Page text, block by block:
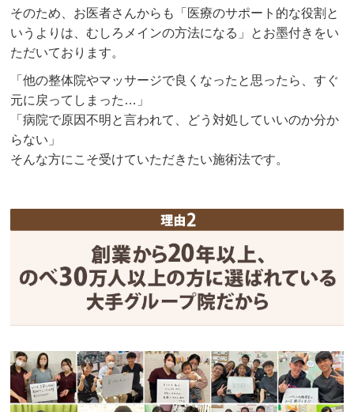
そのため、お医者さんからも「医療のサポート的な役割と
いうよりは、むしろメインの方法になる」とお墨付きをい
ただいております。
「他の整体院やマッサージで良くなったと思ったら、すぐ
元に戻ってしまった…」
「病院で原因不明と言われて、どう対処していいのか分か
らない」
そんな方にこそ受けていただきたい施術法です。